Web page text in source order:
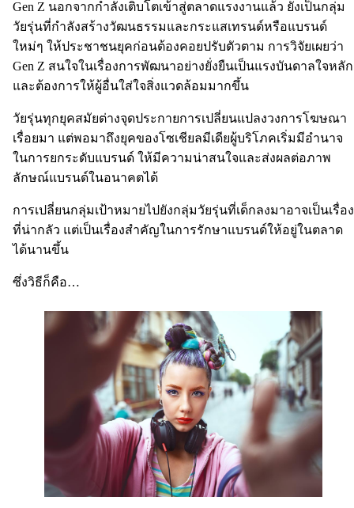
Gen Z นอกจากกำลังเติบโตเข้าสู่ตลาดแรงงานแล้ว ยังเป็นกลุ่ม
วัยรุ่นที่กำลังสร้างวัฒนธรรมและกระแสเทรนด์หรือแบรนด์
ใหม่ๆ ให้ประชาชนยุคก่อนต้องคอยปรับตัวตาม การวิจัยเผยว่า
Gen Z สนใจในเรื่องการพัฒนาอย่างยั่งยืนเป็นแรงบันดาลใจหลัก
และต้องการให้ผู้อื่นใส่ใจสิ่งแวดล้อมมากขึ้น
วัยรุ่นทุกยุคสมัยต่างจุดประกายการเปลี่ยนแปลงวงการโฆษณา
เรื่อยมา แต่พอมาถึงยุคของโซเชียลมีเดียผู้บริโภคเริ่มมีอำนาจ
ในการยกระดับแบรนด์ ให้มีความน่าสนใจและส่งผลต่อภาพ
ลักษณ์แบรนด์ในอนาคตได้
การเปลี่ยนกลุ่มเป้าหมายไปยังกลุ่มวัยรุ่นที่เด็กลงมาอาจเป็นเรื่อง
ที่น่ากลัว แต่เป็นเรื่องสำคัญในการรักษาแบรนด์ให้อยู่ในตลาด
ได้นานขึ้น
ซึ่งวิธีก็คือ…